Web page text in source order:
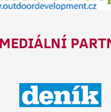
MEDIÁLNÍ